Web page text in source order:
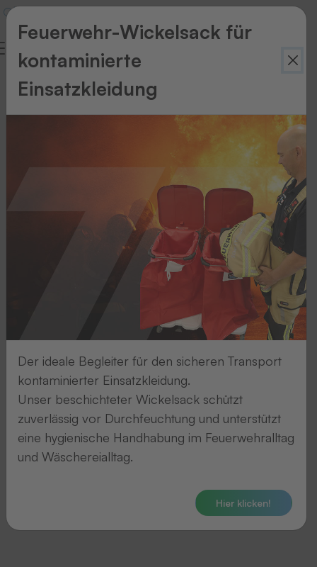
Danke
für
Unterlagen
erhalten
und
melden
uns
umgehend.
Feuerwehr-Wickelsack für
kontaminierte
Einsatzkleidung
Der ideale Begleiter für den sicheren Transport
kontaminierter Einsatzkleidung.
Unser beschichteter Wickelsack schützt
zuverlässig vor Durchfeuchtung und unterstützt
eine hygienische Handhabung im Feuerwehralltag
und Wäschereialltag.
Hier klicken!